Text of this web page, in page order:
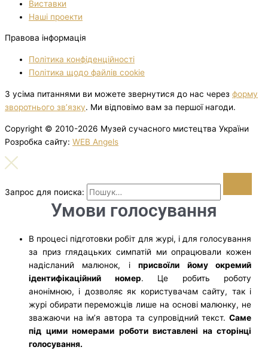
Виставки
Нашi проекти
Правова інформація
Політика конфіденційності
Політика щодо файлів cookie
З усіма питаннями ви можете звернутися до нас через форму
зворотнього зв’язку. Ми відповімо вам за першої нагоди.
Copyright © 2010-2026 Музей сучасного мистецтва України
Розробка сайту: WEB Angels
Запрос для поиска:
Умови голосування
В процесі підготовки робіт для журі, і для голосування
за приз глядацьких симпатій ми опрацювали кожен
надісланий малюнок, іприсвоїли йому окремий
ідентифікаційний номер. Це робить роботу
анонімною, і дозволяє як користувачам сайту, так і
журі обирати переможців лише на основі малюнку, не
зважаючи на ім’я автора та супровідний текст. Саме
під цими номерами роботи виставлені на сторінці
голосування.